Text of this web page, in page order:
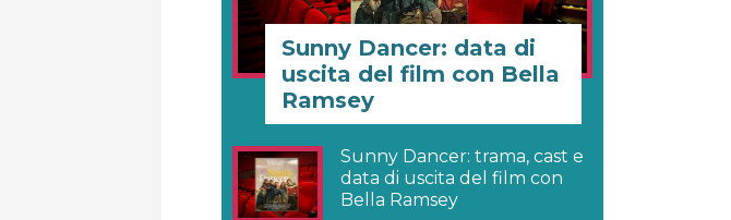
Sunny Dancer: data di
uscita del film con Bella
Ramsey
Sunny Dancer: trama, cast e
data di uscita del film con
Bella Ramsey